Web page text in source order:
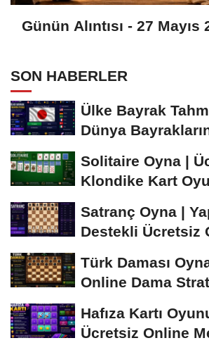
Günün Alıntısı - 27 Mayıs
SON HABERLER
Ülke Bayrak
Dünya
Solitaire Oyna |
Klondike Kart
Satranç Oyna |
Destekli Ücretsiz
Türk Daması
Online Dama
Hafıza Kartı
Ücretsiz Online